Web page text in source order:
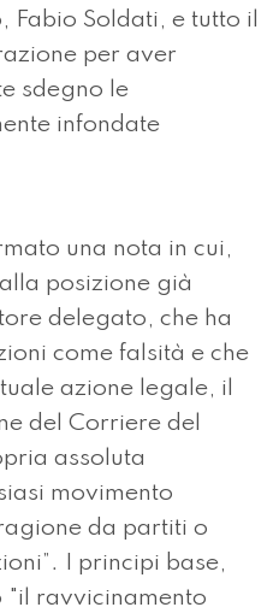
Fabio Soldati, e tutto il
per aver
sdegno le
infondate
una nota in cui,
posizione già
delegato, che ha
come falsità e che
azione legale, il
del Corriere del
assoluta
movimento
da partiti o
I principi base,
ravvicinamento